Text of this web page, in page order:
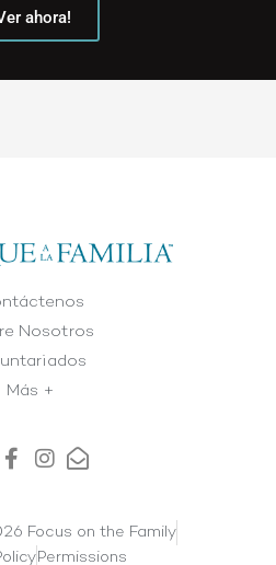
ahora!
Nosotros
Más +
Focus on the Family
Permissions